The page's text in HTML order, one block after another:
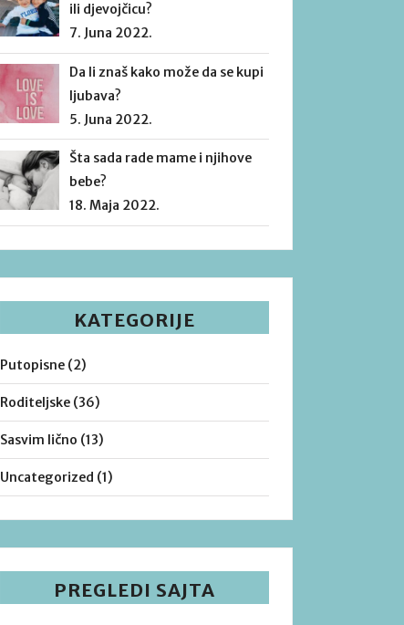
ili djevojčicu?
7. Juna 2022.
Da li znaš kako može da se kupi
ljubava?
5. Juna 2022.
Šta sada rade mame i njihove
bebe?
18. Maja 2022.
KATEGORIJE
Putopisne (2)
Roditeljske (36)
Sasvim lično (13)
Uncategorized (1)
PREGLEDI SAJTA